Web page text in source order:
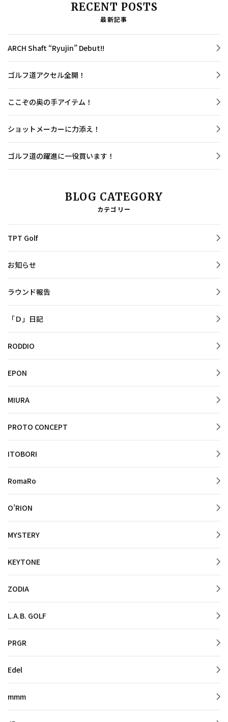
RECENT POSTS
最新記事
ARCH Shaft “Ryujin” Debut!!
ゴルフ道アクセル全開！
ここぞの奥の手アイテム！
ショットメーカーに力添え！
ゴルフ道の躍進に一役買います！
BLOG CATEGORY
カテゴリー
TPT Golf
お知らせ
ラウンド報告
「Ｄ」日記
RODDIO
EPON
MIURA
PROTO CONCEPT
ITOBORI
RomaRo
O’RION
MYSTERY
KEYTONE
ZODIA
L.A.B. GOLF
PRGR
Edel
mmm